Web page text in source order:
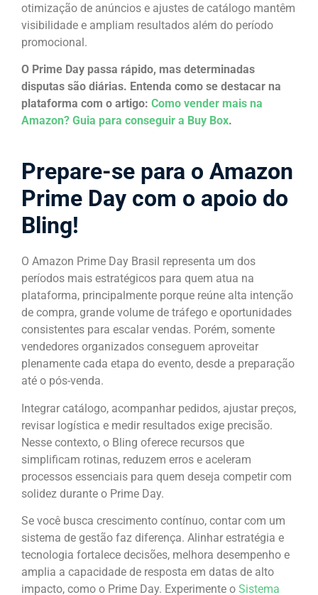
otimização de anúncios e ajustes de catálogo mantêm
visibilidade e ampliam resultados além do período
promocional.
O Prime Day passa rápido, mas determinadas
disputas são diárias. Entenda como se destacar na
plataforma com o artigo: Como vender mais na
Amazon? Guia para conseguir a Buy Box.
Prepare-se para o Amazon
Prime Day com o apoio do
Bling!
O Amazon Prime Day Brasil representa um dos
períodos mais estratégicos para quem atua na
plataforma, principalmente porque reúne alta intenção
de compra, grande volume de tráfego e oportunidades
consistentes para escalar vendas. Porém, somente
vendedores organizados conseguem aproveitar
plenamente cada etapa do evento, desde a preparação
até o pós-venda.
Integrar catálogo, acompanhar pedidos, ajustar preços,
revisar logística e medir resultados exige precisão.
Nesse contexto, o Bling oferece recursos que
simplificam rotinas, reduzem erros e aceleram
processos essenciais para quem deseja competir com
solidez durante o Prime Day.
Se você busca crescimento contínuo, contar com um
sistema de gestão faz diferença. Alinhar estratégia e
tecnologia fortalece decisões, melhora desempenho e
amplia a capacidade de resposta em datas de alto
impacto, como o Prime Day. Experimente o Sistema